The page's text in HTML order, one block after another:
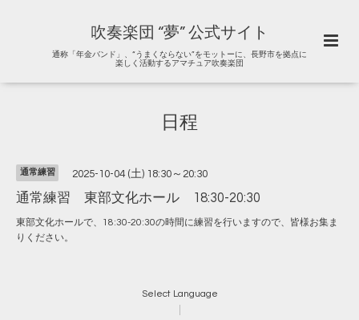
吹奏楽団 “夢” 公式サイト
通称「年金バンド」、“うまくならない”をモットーに、長野市を拠点に
楽しく活動するアマチュア吹奏楽団
日程
通常練習 2025-10-04 (土) 18:30～20:30
通常練習 東部文化ホール 18:30-20:30
東部文化ホールで、18:30-20:30の時間に練習を行いますので、皆様お集ま
りください。
Select Language